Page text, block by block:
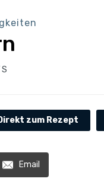
zum Rezept
Email